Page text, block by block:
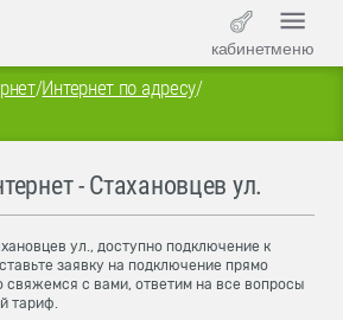
кабинетменю
/Интернет по адресу/
- Стахановцев ул.
ул., доступно подключение к
заявку на подключение прямо
свяжемся с вами, ответим на все вопросы
тариф.